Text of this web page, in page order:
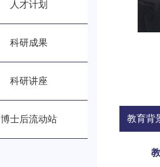
人才计划
科研成果
科研讲座
博士后流动站 教育背